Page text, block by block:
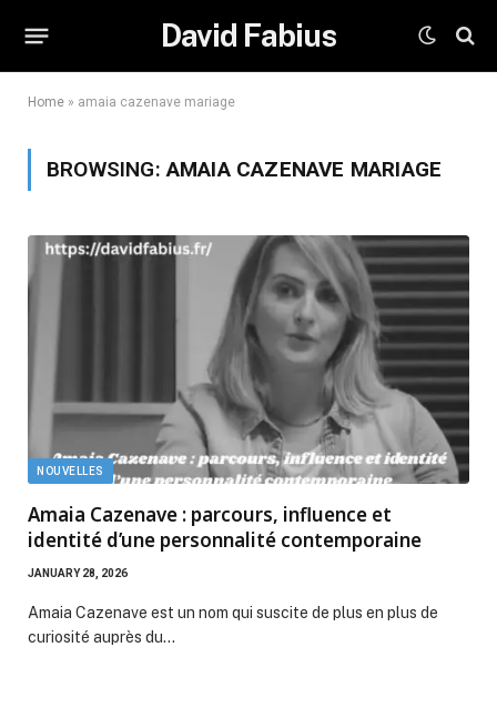
David Fabius
Home » amaia cazenave mariage
BROWSING:AMAIA CAZENAVE MARIAGE
NOUVELLES
Amaia Cazenave : parcours, influence et
identité d’une personnalité contemporaine
JANUARY 28, 2026
Amaia Cazenave est un nom qui suscite de plus en plus de
curiosité auprès du…